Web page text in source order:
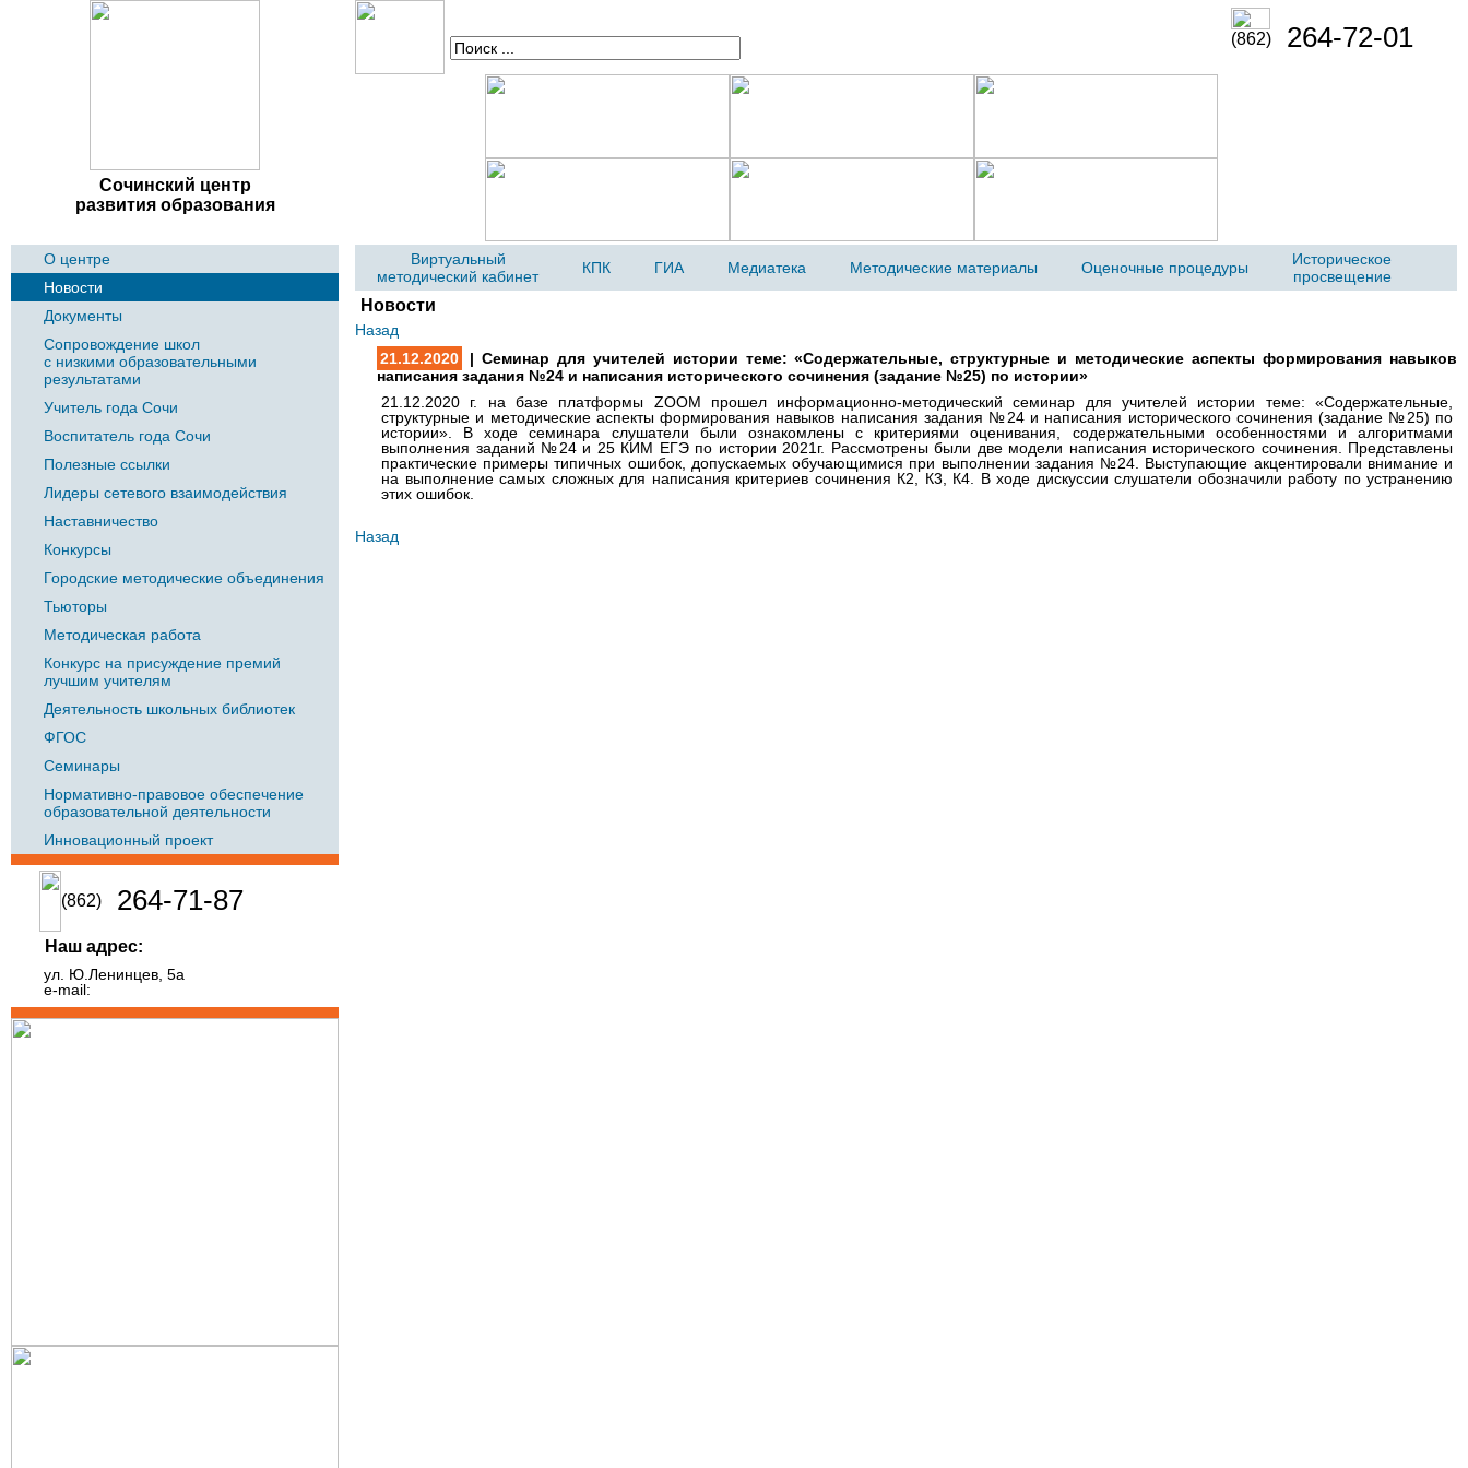
Сочинский центр
развития образования
О центре
Новости
Документы
Сопровождение школ
с низкими образовательными
результатами
Учитель года Сочи
Воспитатель года Сочи
Полезные ссылки
Лидеры сетевого взаимодействия
Наставничество
Конкурсы
Городские методические объединения
Тьюторы
Методическая работа
Конкурс на присуждение премий
лучшим учителям
Деятельность школьных библиотек
ФГОС
Семинары
Нормативно-правовое обеспечение
образовательной деятельности
Инновационный проект
(862) 264-71-87
Наш адрес:
ул. Ю.Ленинцев, 5а
e-mail:
(862) 264-72-01
Виртуальный
методический кабинет
КПК ГИА Медиатека Методические материалы Оценочные процедуры
Историческое
просвещение
Новости
Назад
21.12.2020
| Семинар для учителей истории теме: «Содержательные, структурные и методические аспекты формирования навыков
написания задания №24 и написания исторического сочинения (задание №25) по истории»
21.12.2020 г. на базе платформы ZOOM прошел информационно-методический семинар для учителей истории теме: «Содержательные,
структурные и методические аспекты формирования навыков написания задания №24 и написания исторического сочинения (задание №25) по
истории». В ходе семинара слушатели были ознакомлены с критериями оценивания, содержательными особенностями и алгоритмами
выполнения заданий №24 и 25 КИМ ЕГЭ по истории 2021г. Рассмотрены были две модели написания исторического сочинения. Представлены
практические примеры типичных ошибок, допускаемых обучающимися при выполнении задания №24. Выступающие акцентировали внимание и
на выполнение самых сложных для написания критериев сочинения К2, К3, К4. В ходе дискуссии слушатели обозначили работу по устранению
этих ошибок.
Назад